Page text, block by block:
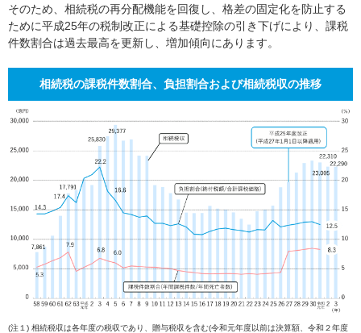
そのため、相続税の再分配機能を回復し、格差の固定化を防止する
ために平成25年の税制改正による基礎控除の引き下げにより、課税
件数割合は過去最高を更新し、増加傾向にあります。
相続税の課税件数割合、負担割合および相続税収の推移
(注１) 相続税収は各年度の税収であり、贈与税収を含む(令和元年度以前は決算額、令和２年度